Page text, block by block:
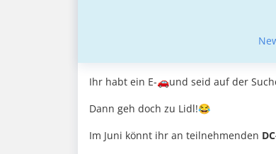
Ihr habt ein E-🚗und seid auf der
Dann geh doch zu Lidl!😂
Im Juni könnt ihr an teilnehmenden